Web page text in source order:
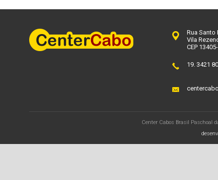
Rua Santo
Vila
CEP
19. 3421
Center Cabos Brasil Paschoal